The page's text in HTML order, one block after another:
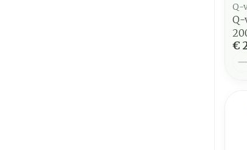
Q-
Q-
€